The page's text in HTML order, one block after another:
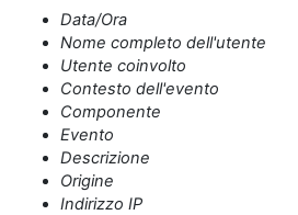
Data/Ora
Nome completo dell'utente
Utente coinvolto
Contesto dell'evento
Componente
Evento
Descrizione
Origine
Indirizzo IP